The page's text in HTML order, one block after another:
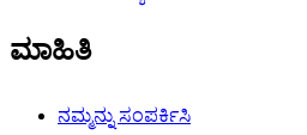
ಮಾಹಿತಿ
ನಮ್ಮನ್ನು ಸಂಪರ್ಕಿಸಿ